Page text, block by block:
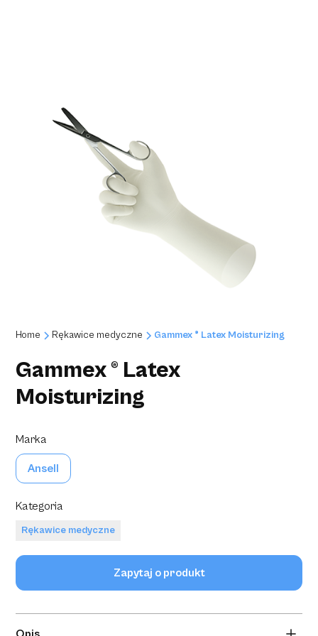
Home Rękawice medyczne Gammex ® Latex Moisturizing
Gammex ® Latex
Moisturizing
Marka
Ansell
Kategoria
Rękawice medyczne
Zapytaj o produkt